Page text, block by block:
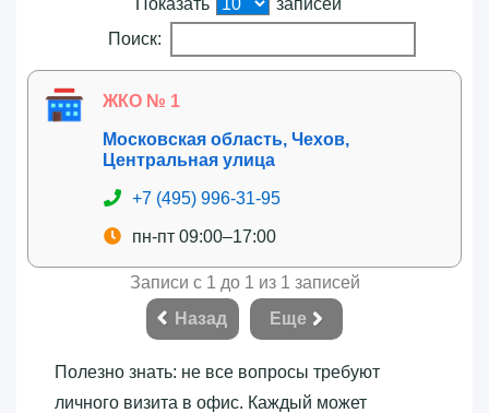
Поиск:
ЖКО № 1
Московская область, Чехов,
Центральная улица
+7 (495) 996-31-95
пн-пт 09:00–17:00
Записи с 1 до 1 из 1 записей
Назад
Еще
Полезно знать: не все вопросы требуют
личного визита в офис. Каждый может